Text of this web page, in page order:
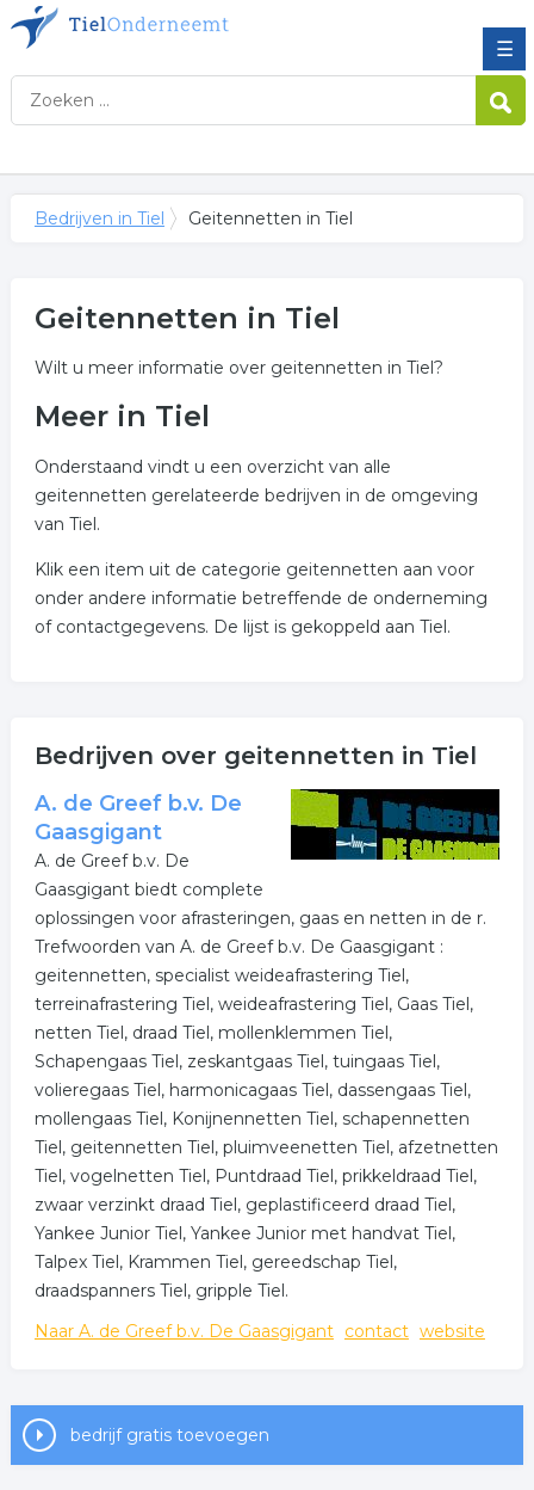
☰
Bedrijven in Tiel Geitennetten in Tiel
Geitennetten in Tiel
Wilt u meer informatie over geitennetten in Tiel?
Meer in Tiel
Onderstaand vindt u een overzicht van alle
geitennetten gerelateerde bedrijven in de omgeving
van Tiel.
Klik een item uit de categorie geitennetten aan voor
onder andere informatie betreffende de onderneming
of contactgegevens. De lijst is gekoppeld aan Tiel.
Bedrijven over geitennetten in Tiel
A. de Greef b.v. De
Gaasgigant
A. de Greef b.v. De
Gaasgigant biedt complete
oplossingen voor afrasteringen, gaas en netten in de r.
Trefwoorden van A. de Greef b.v. De Gaasgigant :
geitennetten, specialist weideafrastering Tiel,
terreinafrastering Tiel, weideafrastering Tiel, Gaas Tiel,
netten Tiel, draad Tiel, mollenklemmen Tiel,
Schapengaas Tiel, zeskantgaas Tiel, tuingaas Tiel,
volieregaas Tiel, harmonicagaas Tiel, dassengaas Tiel,
mollengaas Tiel, Konijnennetten Tiel, schapennetten
Tiel, geitennetten Tiel, pluimveenetten Tiel, afzetnetten
Tiel, vogelnetten Tiel, Puntdraad Tiel, prikkeldraad Tiel,
zwaar verzinkt draad Tiel, geplastificeerd draad Tiel,
Yankee Junior Tiel, Yankee Junior met handvat Tiel,
Talpex Tiel, Krammen Tiel, gereedschap Tiel,
draadspanners Tiel, gripple Tiel.
Naar A. de Greef b.v. De Gaasgigant contact website
bedrijf gratis toevoegen